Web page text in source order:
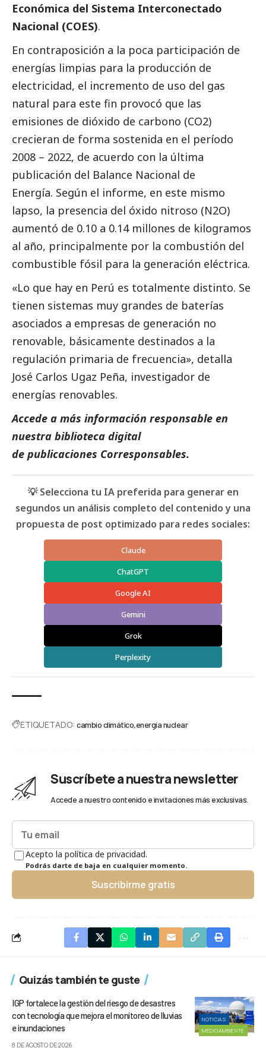
Económica del Sistema Interconectado
Nacional (COES).
En contraposición a la poca participación de
energías limpias para la producción de
electricidad, el incremento de uso del gas
natural para este fin provocó que las
emisiones de dióxido de carbono (CO2)
crecieran de forma sostenida en el período
2008 – 2022, de acuerdo con la última
publicación del Balance Nacional de
Energía. Según el informe, en este mismo
lapso, la presencia del óxido nitroso (N2O)
aumentó de 0.10 a 0.14 millones de kilogramos
al año, principalmente por la combustión del
combustible fósil para la generación eléctrica.
«Lo que hay en Perú es totalmente distinto. Se
tienen sistemas muy grandes de baterías
asociados a empresas de generación no
renovable, básicamente destinados a la
regulación primaria de frecuencia», detalla
José Carlos Ugaz Peña, investigador de
energías renovables.
Accede a más información responsable en
nuestra biblioteca digital
de publicaciones Corresponsables.
💡 Selecciona tu IA preferida para generar en
segundos un análisis completo del contenido y una
propuesta de post optimizado para redes sociales:
Claude
ChatGPT
Google AI
Gemini
Grok
Perplexity
ETIQUETADO: cambio climático energía nuclear
Suscríbete a nuestra newsletter
Accede a nuestro contenido e invitaciones más exclusivas.
Acepto la política de privacidad.
Podrás darte de baja en cualquier momento.
Suscribirme gratis
Quizás también te guste
NOTICIAS
MEDIOAMBIENTE
IGP fortalece la gestión del riesgo de desastres
con tecnología que mejora el monitoreo de lluvias
e inundaciones
8 DE AGOSTO DE 2026